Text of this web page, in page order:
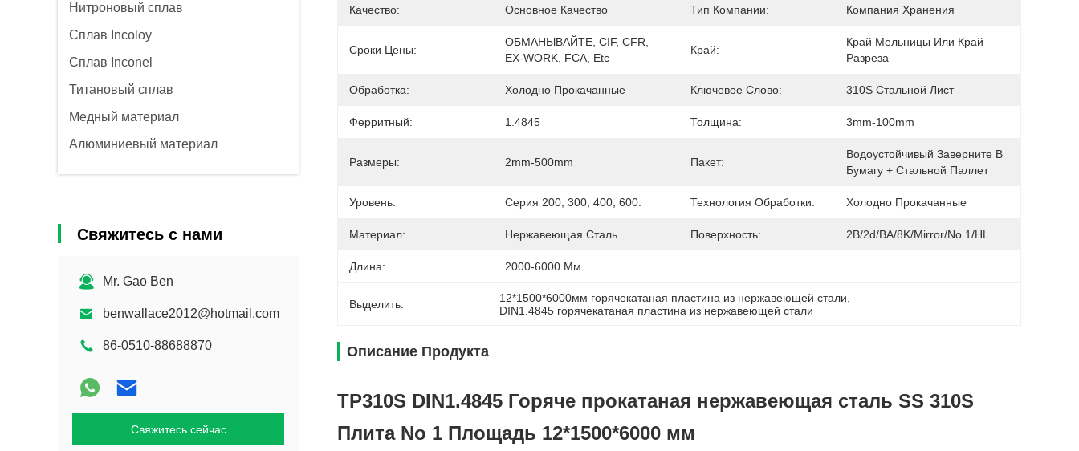
Нитроновый сплав
Сплав Incoloy
Сплав Inconel
Титановый сплав
Медный материал
Алюминиевый материал
Свяжитесь с нами
Mr. Gao Ben
benwallace2012@hotmail.com
86-0510-88688870
Свяжитесь сейчас
Качество: Основное Качество Тип Компании: Компания Хранения
Сроки Цены:
ОБМАНЫВАЙТЕ, CIF, CFR,
EX-WORK, FCA, Etc
Край:
Край Мельницы Или Край
Разреза
Обработка: Холодно Прокачанные Ключевое Слово: 310S Стальной Лист
Ферритный: 1.4845 Толщина: 3mm-100mm
Размеры: 2mm-500mm Пакет:
Водоустойчивый Заверните В
Бумагу + Стальной Паллет
Уровень: Серия 200, 300, 400, 600. Технология Обработки: Холодно Прокачанные
Материал: Нержавеющая Сталь Поверхность: 2B/2d/BA/8K/Mirror/No.1/HL
Длина: 2000-6000 Мм
Выделить: 12*1500*6000мм горячекатаная пластина из нержавеющей стали
DIN1.4845 горячекатаная пластина из нержавеющей стали
Описание Продукта
TP310S DIN1.4845 Горяче прокатаная нержавеющая сталь SS 310S
Плита No 1 Площадь 12*1500*6000 мм